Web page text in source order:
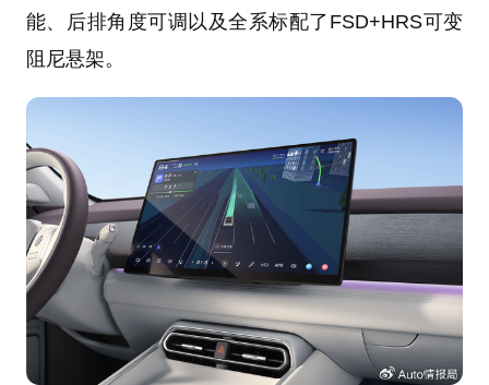
能、后排角度可调以及全系标配了FSD+HRS可变
阻尼悬架。